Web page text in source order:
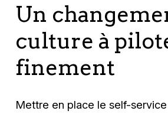
Un
culture à
finement
Mettre en place le self-service